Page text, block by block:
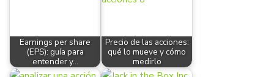
Earnings per share
(EPS): guía para
entender y…
Precio de las acciones:
qué lo mueve y cómo
medirlo